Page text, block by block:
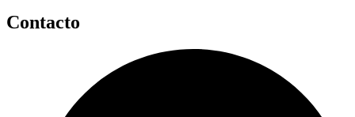
Contacto